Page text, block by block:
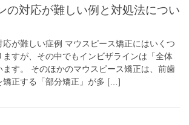
の対応が難しい例と対処法につい
応が難しい症例 マウスピース矯正にはいくつ
すが、その中でもインビザラインは「全体
す。 そのほかのマウスピース矯正は、前歯
矯正する「部分矯正」が多 […]